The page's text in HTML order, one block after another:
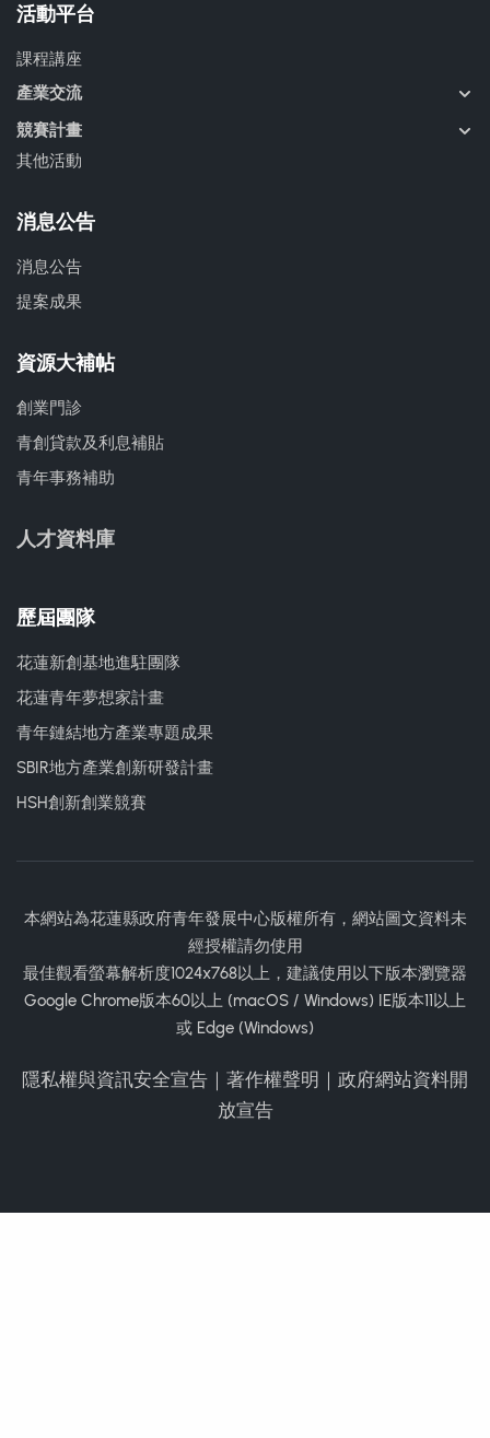
活動平台
課程講座
產業交流
競賽計畫
其他活動
消息公告
消息公告
提案成果
資源大補帖
創業門診
青創貸款及利息補貼
青年事務補助
人才資料庫
歷屆團隊
花蓮新創基地進駐團隊
花蓮青年夢想家計畫
青年鏈結地方產業專題成果
SBIR地方產業創新研發計畫
HSH創新創業競賽
本網站為花蓮縣政府青年發展中心版權所有，網站圖文資料未
經授權請勿使用
最佳觀看螢幕解析度1024x768以上，建議使用以下版本瀏覽器
Google Chrome版本60以上 (macOS / Windows) IE版本11以上
或 Edge (Windows)
隱私權與資訊安全宣告 ｜ 著作權聲明 ｜ 政府網站資料開
放宣告